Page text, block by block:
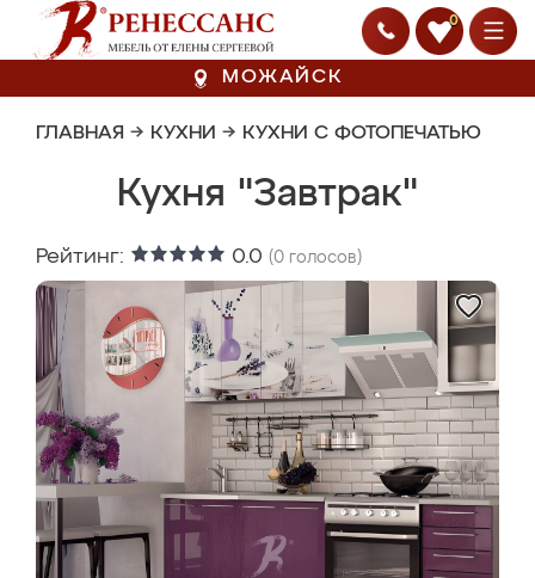
0
МОЖАЙСК
ГЛАВНАЯ → КУХНИ → КУХНИ С ФОТОПЕЧАТЬЮ
Кухня "Завтрак"
Рейтинг: 0.0 (0 голосов)